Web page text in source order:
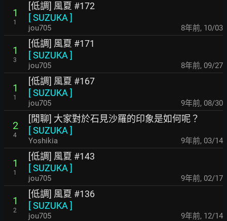
1
1
[低調] 風夏 #172
[SUZUKA ]
jou705 8年前, 10/03
1
3
[低調] 風夏 #171
[SUZUKA ]
jou705 8年前, 09/27
1
1
[低調] 風夏 #167
[SUZUKA ]
jou705 9年前, 08/30
2
4
[閒聊] 大家對於石見沙羅的印象是如何呢？
[SUZUKA ]
Yoshikia 9年前, 03/14
1
1
[低調] 風夏 #143
[SUZUKA ]
jou705 9年前, 02/17
1
2
[低調] 風夏 #136
[SUZUKA ]
jou705 9年前, 12/14